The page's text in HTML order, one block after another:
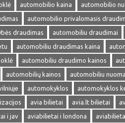
automobilio kaina
automobilio
automobilio privalomasis
draudimas
automobiliu draudimai
automobiliu draudimas kaina
automobiliu draudimo kainos
automobilių kainos automobiliu nuoma
automokyklos automokyklos
avia bilietai avia.lt bilietai
i jav aviabilietai i londona